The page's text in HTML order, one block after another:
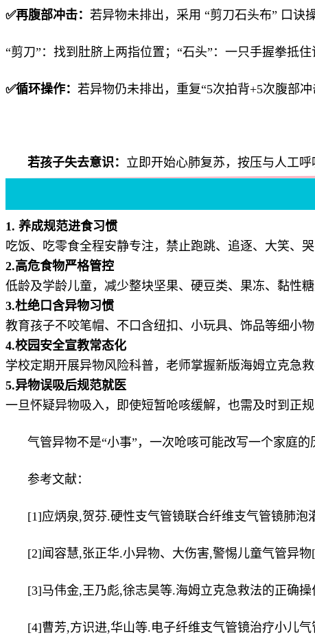
✅再腹部冲击： 若异物未排出，采用 “剪刀石头布” 口诀操
“剪刀”：找到肚脐上两指位置；“石头”：一只手握拳抵
✅循环操作： 若异物仍未排出，重复“5次拍背+5次腹部
若孩子失去意识： 立即开始心肺复苏，按压与人工呼
1. 养成规范进食习惯
吃饭、吃零食全程安静专注，禁止跑跳、追逐、大笑、
2.高危食物严格管控
低龄及学龄儿童，减少整块坚果、硬豆类、果冻、黏性
3.杜绝口含异物习惯
教育孩子不咬笔帽、不口含纽扣、小玩具、饰品等细小
4.校园安全宣教常态化
学校定期开展异物风险科普，老师掌握新版海姆立克急
5.异物误吸后规范就医
一旦怀疑异物吸入，即使短暂呛咳缓解，也需及时到正
气管异物不是“小事”，一次呛咳可能改写一个家庭
参考文献：
[1]应炳泉,贺芬.硬性支气管镜联合纤维支气管镜肺泡
[2]闻容慧,张正华.小异物、大伤害,警惕儿童气管异物
[3]马伟金,王乃彪,徐志昊等.海姆立克急救法的正确
[4]曹芳,方识进,华山等.电子纤维支气管镜治疗小儿